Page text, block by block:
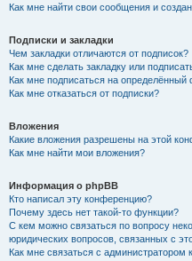
Как мне найти свои сообщения и
Подписки и закладки
Чем закладки отличаются от подписок?
Как мне сделать закладку или
Как мне подписаться на
Как мне отказаться от подписки?
Вложения
Какие вложения разрешены на этой
Как мне найти мои вложения?
Информация о phpBB
Кто написал эту конференцию?
Почему здесь нет такой-то функции?
С кем можно связаться по вопросу
юридических вопросов, связанных с
Как мне связаться с администратором